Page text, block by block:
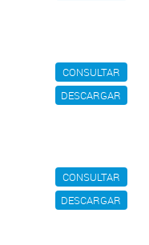
CONSULTAR
DESCARGAR
CONSULTAR
DESCARGAR